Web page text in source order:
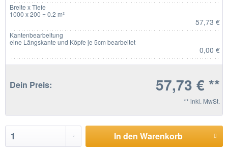
Breite x Tiefe
1000 x 200 = 0.2 m²
57,73 €
Kantenbearbeitung
eine Längskante und Köpfe je 5cm bearbeitet
0,00 €
Dein Preis: 57,73 € **
** inkl. MwSt.
In den Warenkorb